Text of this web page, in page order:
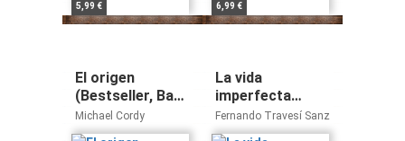
5,99 € 6,99 €
El origen
(Bestseller, Band
1)
Michael Cordy
La vida
imperfecta
(Narrativa, Band
4)
Fernando Travesí Sanz